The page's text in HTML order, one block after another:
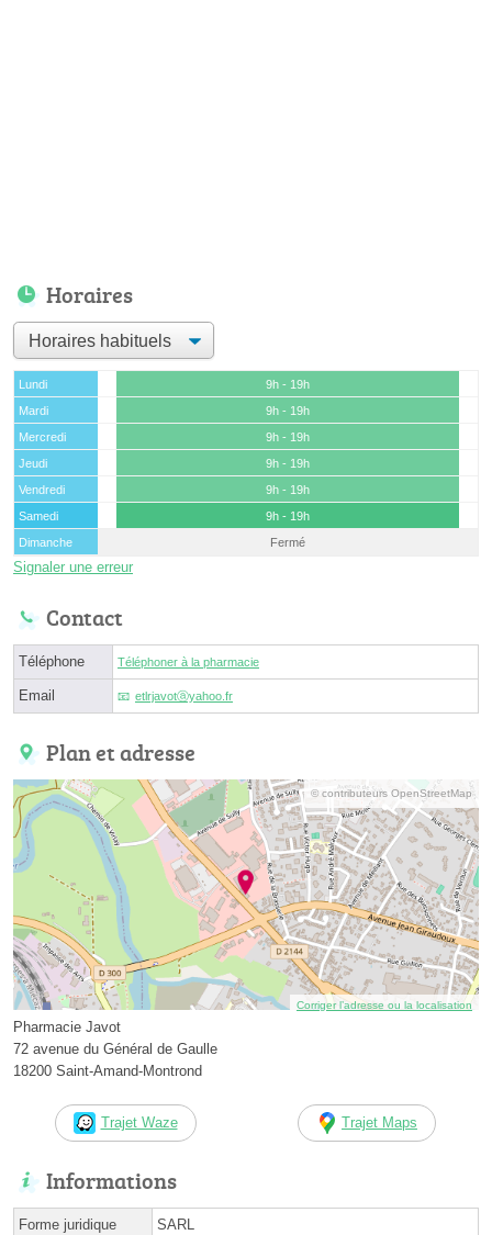
Horaires
Lundi
9h - 19h
Mardi
9h - 19h
Mercredi
9h - 19h
Jeudi
9h - 19h
Vendredi
9h - 19h
Samedi
9h - 19h
Dimanche
Fermé
Signaler une erreur
Contact
Téléphone Téléphoner à la pharmacie
Email etlrjavotⓐyahoo.fr
Plan et adresse
© contributeurs OpenStreetMap
Corriger l’adresse ou la localisation
Pharmacie Javot
72 avenue du Général de Gaulle
18200 Saint-Amand-Montrond
Trajet Waze Trajet Maps
Informations
Forme juridique SARL